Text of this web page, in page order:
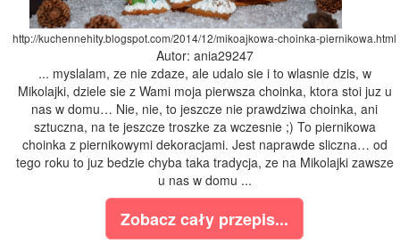
http://kuchennehity.blogspot.com/2014/12/mikoajkowa-choinka-piernikowa.html
Autor: ania29247
... myslalam, ze nie zdaze, ale udalo sie i to wlasnie dzis, w
Mikolajki, dziele sie z Wami moja pierwsza choinka, ktora stoi juz u
nas w domu… Nie, nie, to jeszcze nie prawdziwa choinka, ani
sztuczna, na te jeszcze troszke za wczesnie ;) To piernikowa
choinka z piernikowymi dekoracjami. Jest naprawde sliczna… od
tego roku to juz bedzie chyba taka tradycja, ze na Mikolajki zawsze
u nas w domu ...
Zobacz cały przepis...